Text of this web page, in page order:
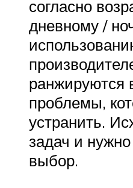
согласно
дневному /
ранжируются
проблемы,
устранить.
задач и
выбор.